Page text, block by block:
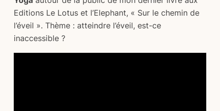
Editions Le Lotus et l’Elephant, « Sur le chemin de
l’éveil ». Thème : atteindre l’éveil, est-ce
inaccessible ?